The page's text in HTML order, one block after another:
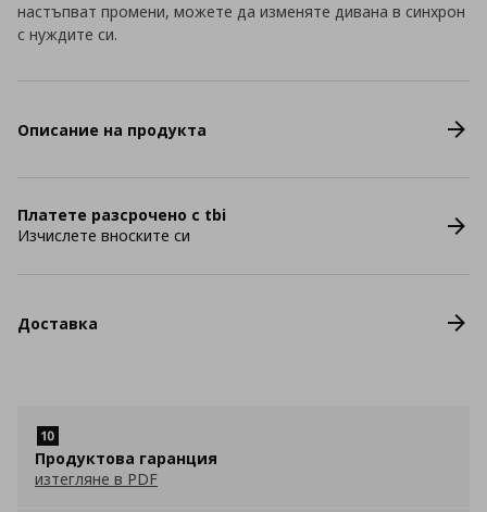
настъпват промени, можете да изменяте дивана в синхрон
с нуждите си.
Описание на продукта
Платете разсрочено с tbi
Изчислете вноските си
Доставка
Продуктова гаранция
изтегляне в PDF